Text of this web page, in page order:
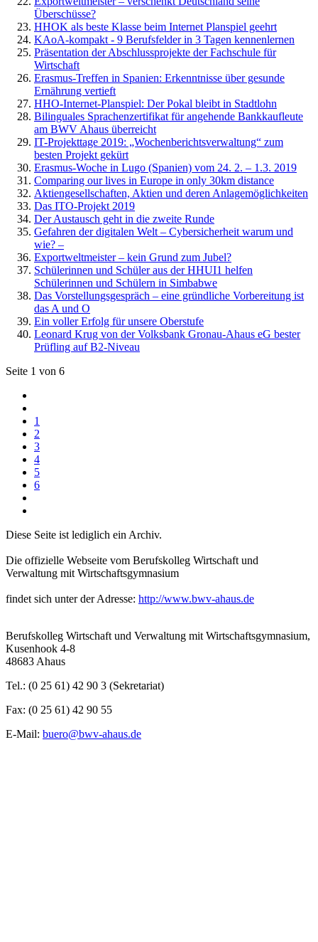
Überschüsse?
HHOK als beste Klasse beim Internet Planspiel geehrt
KAoA-kompakt - 9 Berufsfelder in 3 Tagen kennenlernen
Präsentation der Abschlussprojekte der Fachschule für
Wirtschaft
Erasmus-Treffen in Spanien: Erkenntnisse über gesunde
Ernährung vertieft
HHO-Internet-Planspiel: Der Pokal bleibt in Stadtlohn
Bilinguales Sprachenzertifikat für angehende Bankkaufleute
am BWV Ahaus überreicht
IT-Projekttage 2019: „Wochenberichtsverwaltung“ zum
besten Projekt gekürt
Erasmus-Woche in Lugo (Spanien) vom 24. 2. – 1.3. 2019
Comparing our lives in Europe in only 30km distance
Aktiengesellschaften, Aktien und deren Anlagemöglichkeiten
Das ITO-Projekt 2019
Der Austausch geht in die zweite Runde
Gefahren der digitalen Welt – Cybersicherheit warum und
wie? –
Exportweltmeister – kein Grund zum Jubel?
Schülerinnen und Schüler aus der HHUI1 helfen
Schülerinnen und Schülern in Simbabwe
Das Vorstellungsgespräch – eine gründliche Vorbereitung ist
das A und O
Ein voller Erfolg für unsere Oberstufe
Leonard Krug von der Volksbank Gronau-Ahaus eG bester
Prüfling auf B2-Niveau
Seite 1 von 6
1
2
3
4
5
6
Diese Seite ist lediglich ein Archiv.
Die offizielle Webseite vom Berufskolleg Wirtschaft und
Verwaltung mit Wirtschaftsgymnasium
findet sich unter der Adresse: http://www.bwv-ahaus.de
Berufskolleg Wirtschaft und Verwaltung mit Wirtschaftsgymnasium,
Kusenhook 4-8
48683 Ahaus
Tel.: (0 25 61) 42 90 3 (Sekretariat)
Fax: (0 25 61) 42 90 55
E-Mail: buero@bwv-ahaus.de